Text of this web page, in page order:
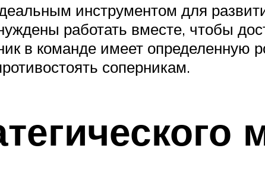
инструментом для
работать вместе, чтобы
в команде имеет определенную
соперникам.